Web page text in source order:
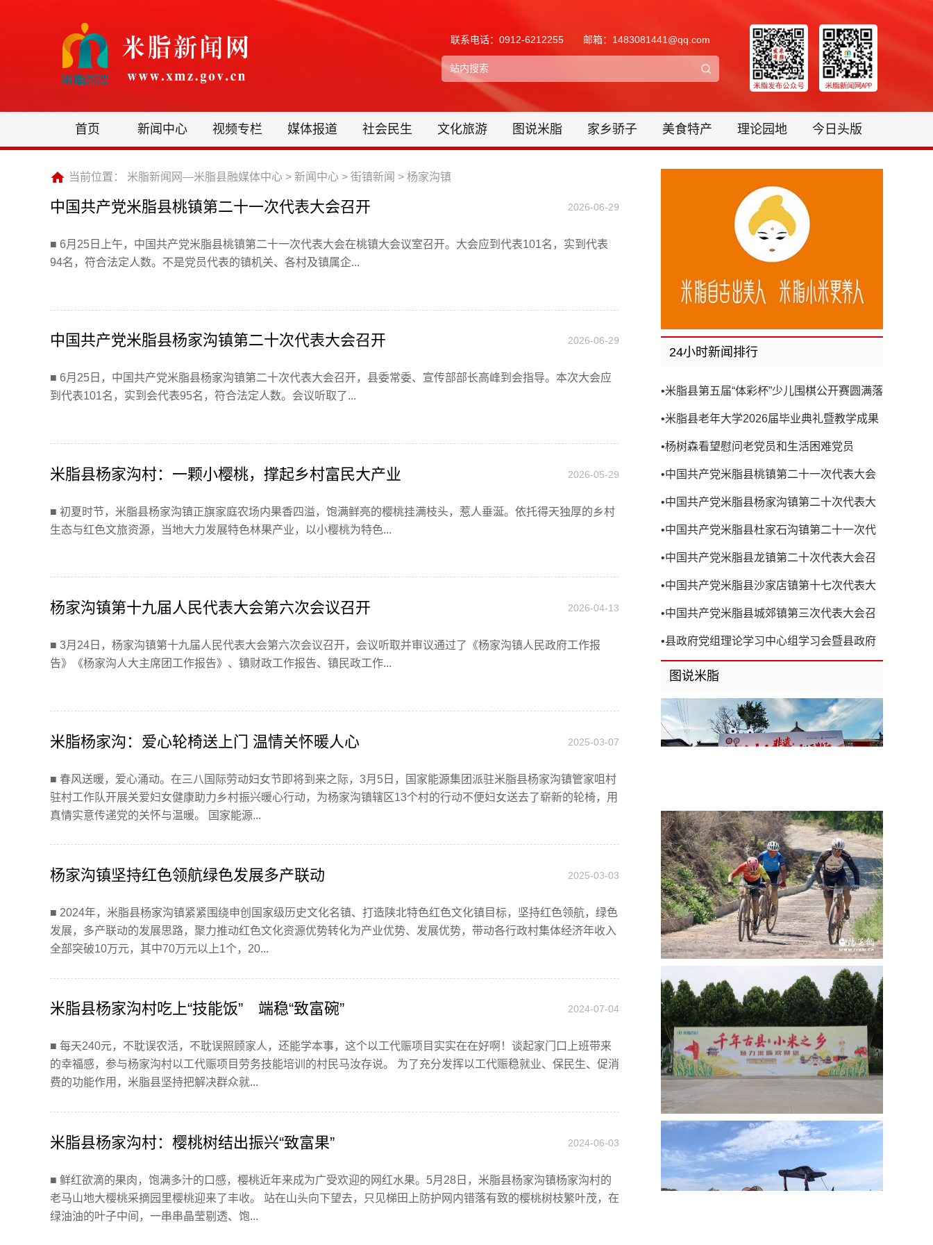
联系电话：0912-6212255 邮箱：1483081441@qq.com
首页 新闻中心 视频专栏 媒体报道 社会民生 文化旅游 图说米脂 家乡骄子 美食特产 理论园地 今日头版
当前位置： 米脂新闻网—米脂县融媒体中心 > 新闻中心 > 街镇新闻 > 杨家沟镇
中国共产党米脂县桃镇第二十一次代表大会召开 2026-06-29
■ 6月25日上午，中国共产党米脂县桃镇第二十一次代表大会在桃镇大会议室召开。大会应到代表101名，实到代表
94名，符合法定人数。不是党员代表的镇机关、各村及镇属企...
中国共产党米脂县杨家沟镇第二十次代表大会召开 2026-06-29
■ 6月25日，中国共产党米脂县杨家沟镇第二十次代表大会召开，县委常委、宣传部部长高峰到会指导。本次大会应
到代表101名，实到会代表95名，符合法定人数。会议听取了...
米脂县杨家沟村：一颗小樱桃，撑起乡村富民大产业 2026-05-29
■ 初夏时节，米脂县杨家沟镇正旗家庭农场内果香四溢，饱满鲜亮的樱桃挂满枝头，惹人垂涎。依托得天独厚的乡村
生态与红色文旅资源，当地大力发展特色林果产业，以小樱桃为特色...
杨家沟镇第十九届人民代表大会第六次会议召开 2026-04-13
■ 3月24日，杨家沟镇第十九届人民代表大会第六次会议召开，会议听取并审议通过了《杨家沟镇人民政府工作报
告》《杨家沟人大主席团工作报告》、镇财政工作报告、镇民政工作...
米脂杨家沟：爱心轮椅送上门 温情关怀暖人心 2025-03-07
■ 春风送暖，爱心涌动。在三八国际劳动妇女节即将到来之际，3月5日，国家能源集团派驻米脂县杨家沟镇管家咀村
驻村工作队开展关爱妇女健康助力乡村振兴暖心行动，为杨家沟镇辖区13个村的行动不便妇女送去了崭新的轮椅，用
真情实意传递党的关怀与温暖。 国家能源...
杨家沟镇坚持红色领航绿色发展多产联动 2025-03-03
■ 2024年，米脂县杨家沟镇紧紧围绕申创国家级历史文化名镇、打造陕北特色红色文化镇目标，坚持红色领航，绿色
发展，多产联动的发展思路，聚力推动红色文化资源优势转化为产业优势、发展优势，带动各行政村集体经济年收入
全部突破10万元，其中70万元以上1个，20...
米脂县杨家沟村吃上“技能饭” 端稳“致富碗” 2024-07-04
■ 每天240元，不耽误农活，不耽误照顾家人，还能学本事，这个以工代赈项目实实在在好啊！谈起家门口上班带来
的幸福感，参与杨家沟村以工代赈项目劳务技能培训的村民马汝存说。 为了充分发挥以工代赈稳就业、保民生、促消
费的功能作用，米脂县坚持把解决群众就...
米脂县杨家沟村：樱桃树结出振兴“致富果” 2024-06-03
■ 鲜红欲滴的果肉，饱满多汁的口感，樱桃近年来成为广受欢迎的网红水果。5月28日，米脂县杨家沟镇杨家沟村的
老马山地大樱桃采摘园里樱桃迎来了丰收。 站在山头向下望去，只见梯田上防护网内错落有致的樱桃树枝繁叶茂，在
绿油油的叶子中间，一串串晶莹剔透、饱...
24小时新闻排行
•米脂县第五届“体彩杯”少儿围棋公开赛圆满落
•米脂县老年大学2026届毕业典礼暨教学成果
•杨树森看望慰问老党员和生活困难党员
•中国共产党米脂县桃镇第二十一次代表大会
•中国共产党米脂县杨家沟镇第二十次代表大
•中国共产党米脂县杜家石沟镇第二十一次代
•中国共产党米脂县龙镇第二十次代表大会召
•中国共产党米脂县沙家店镇第十七次代表大
•中国共产党米脂县城郊镇第三次代表大会召
•县政府党组理论学习中心组学习会暨县政府
第8次党组（扩大）会议召开
图说米脂